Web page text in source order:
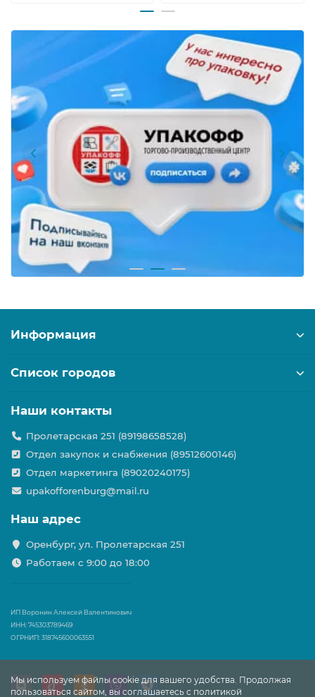
Мы используем файлы cookie для вашего удобства. Продолжая
пользоваться сайтом, вы соглашаетесь с политикой
Информация
Список городов
Наши контакты
Пролетарская 251 (89198658528)
Отдел закупок и снабжения (89512600146)
Отдел маркетинга (89020240175)
upakofforenburg@mail.ru
Наш адрес
Оренбург, ул. Пролетарская 251
Работаем с 9:00 до 18:00
ИП Воронин Алексей Валентинович
ИНН: 745303789469
ОГРНИП: 318745600063551